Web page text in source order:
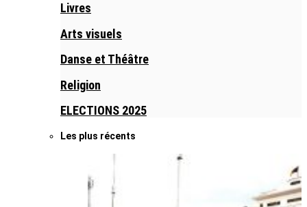
Livres
Arts visuels
Danse et Théâtre
Religion
ELECTIONS 2025
Les plus récents